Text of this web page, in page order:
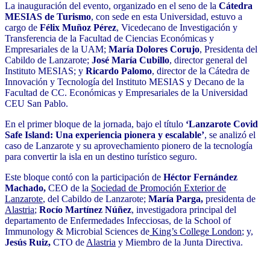
La inauguración del evento, organizado en el seno de la Cátedra
MESIAS de Turismo, con sede en esta Universidad, estuvo a
cargo de Félix Muñoz Pérez, Vicedecano de Investigación y
Transferencia de la Facultad de Ciencias Económicas y
Empresariales de la UAM; María Dolores Corujo, Presidenta del
Cabildo de Lanzarote; José María Cubillo, director general del
Instituto MESIAS; y Ricardo Palomo, director de la Cátedra de
Innovación y Tecnología del Instituto MESIAS y Decano de la
Facultad de CC. Económicas y Empresariales de la Universidad
CEU San Pablo.
En el primer bloque de la jornada, bajo el título ‘Lanzarote Covid
Safe Island: Una experiencia pionera y escalable’, se analizó el
caso de Lanzarote y su aprovechamiento pionero de la tecnología
para convertir la isla en un destino turístico seguro.
Este bloque contó con la participación de Héctor Fernández
Machado, CEO de la Sociedad de Promoción Exterior de
Lanzarote, del Cabildo de Lanzarote; María Parga, presidenta de
Alastria; Rocío Martínez Núñez, investigadora principal del
departamento de Enfermedades Infecciosas, de la School of
Immunology & Microbial Sciences de King’s College London; y,
Jesús Ruiz, CTO deAlastria y Miembro de la Junta Directiva.